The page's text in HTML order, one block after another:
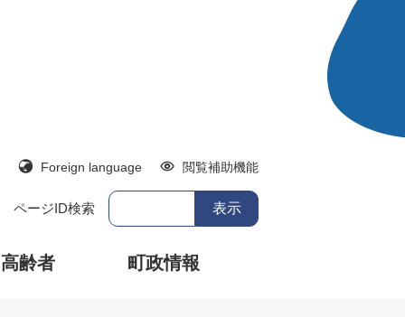
Foreign language 閲覧補助機能
ページID検索
齢者 町政情報